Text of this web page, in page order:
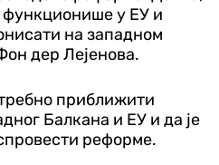
функционише у ЕУ и
на западном
дер Лејенова.
приближити
Балкана и ЕУ и да је
реформе.